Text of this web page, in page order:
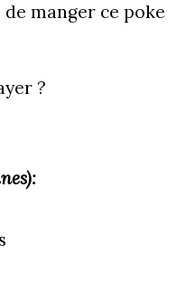
manger ce poke
?